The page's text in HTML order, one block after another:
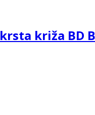
križa BD